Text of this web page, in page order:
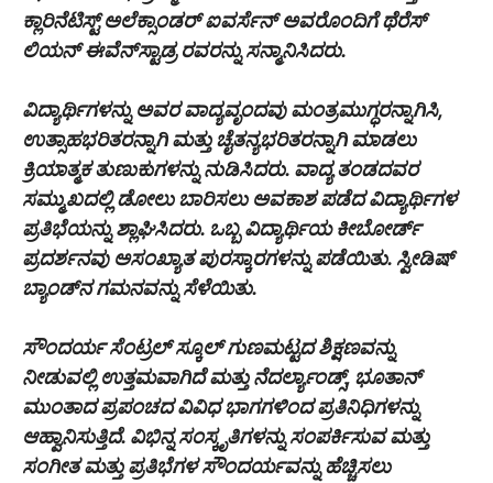
ಕ್ಲಾರಿನೆಟಿಸ್ಟ್ ಅಲೆಕ್ಸಾಂಡರ್ ಐವರ್ಸೆನ್ ಅವರೊಂದಿಗೆ ಥೆರೆಸ್
ಲಿಯನ್ ಈವೆನ್‌ಸ್ಟಾಡ್ರ ರವರನ್ನು ಸನ್ಮಾನಿಸಿದರು.
ವಿದ್ಯಾರ್ಥಿಗಳನ್ನು ಅವರ ವಾದ್ಯವೃಂದವು ಮಂತ್ರಮುಗ್ಧರನ್ನಾಗಿಸಿ,
ಉತ್ಸಾಹಭರಿತರನ್ನಾಗಿ ಮತ್ತು ಚೈತನ್ಯಭರಿತರನ್ನಾಗಿ ಮಾಡಲು
ಕ್ರಿಯಾತ್ಮಕ ತುಣುಕುಗಳನ್ನು ನುಡಿಸಿದರು. ವಾದ್ಯ ತಂಡದವರ
ಸಮ್ಮುಖದಲ್ಲಿ ಡೋಲು ಬಾರಿಸಲು ಅವಕಾಶ ಪಡೆದ ವಿದ್ಯಾರ್ಥಿಗಳ
ಪ್ರತಿಭೆಯನ್ನು ಶ್ಲಾಘಿಸಿದರು. ಒಬ್ಬ ವಿದ್ಯಾರ್ಥಿಯ ಕೀಬೋರ್ಡ್
ಪ್ರದರ್ಶನವು ಅಸಂಖ್ಯಾತ ಪುರಸ್ಕಾರಗಳನ್ನು ಪಡೆಯಿತು. ಸ್ವೀಡಿಷ್
ಬ್ಯಾಂಡ್‌ನ ಗಮನವನ್ನು ಸೆಳೆಯಿತು.
ಸೌಂದರ್ಯ ಸೆಂಟ್ರಲ್ ಸ್ಕೂಲ್ ಗುಣಮಟ್ಟದ ಶಿಕ್ಷಣವನ್ನು
ನೀಡುವಲ್ಲಿ ಉತ್ತಮವಾಗಿದೆ ಮತ್ತು ನೆದರ್ಲ್ಯಾಂಡ್ಸ್, ಭೂತಾನ್
ಮುಂತಾದ ಪ್ರಪಂಚದ ವಿವಿಧ ಭಾಗಗಳಿಂದ ಪ್ರತಿನಿಧಿಗಳನ್ನು
ಆಹ್ವಾನಿಸುತ್ತಿದೆ. ವಿಭಿನ್ನ ಸಂಸ್ಕೃತಿಗಳನ್ನು ಸಂಪರ್ಕಿಸುವ ಮತ್ತು
ಸಂಗೀತ ಮತ್ತು ಪ್ರತಿಭೆಗಳ ಸೌಂದರ್ಯವನ್ನು ಹೆಚ್ಚಿಸಲು